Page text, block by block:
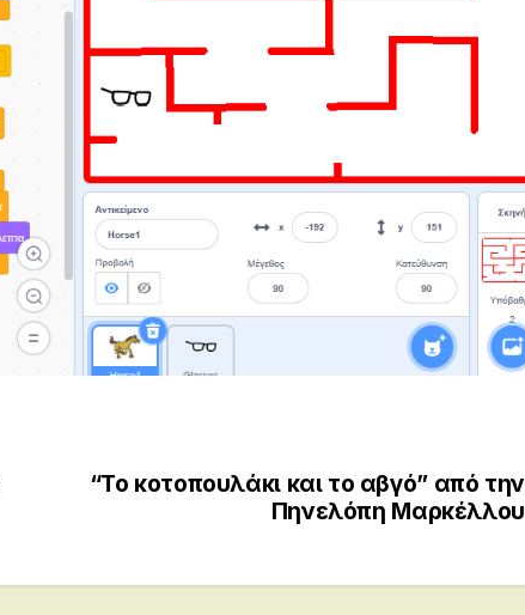
“Το κοτοπουλάκι και το αβγό” από την
Πηνελόπη Μαρκέλλου